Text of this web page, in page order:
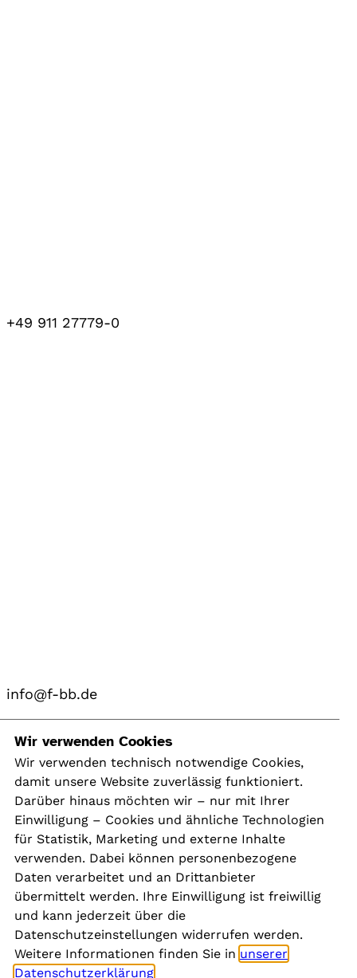
+49 911 27779-0
info@f-bb.de
Navigation
Kontakt
Presse
Aktuelles
Karriere
Newsletter
Social Media
Wir verwenden Cookies
Wir verwenden technisch notwendige Cookies,
damit unsere Website zuverlässig funktioniert.
Darüber hinaus möchten wir – nur mit Ihrer
Einwilligung – Cookies und ähnliche Technologien
für Statistik, Marketing und externe Inhalte
verwenden. Dabei können personenbezogene
Daten verarbeitet und an Drittanbieter
übermittelt werden. Ihre Einwilligung ist freiwillig
und kann jederzeit über die
Datenschutzeinstellungen widerrufen werden.
Weitere Informationen finden Sie in unserer
Datenschutzerklärung